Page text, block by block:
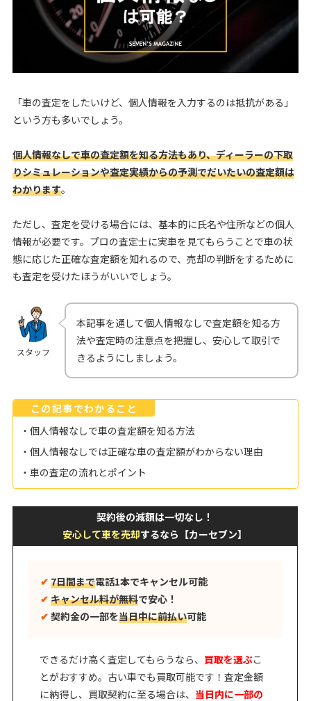
「車の査定をしたいけど、個人情報を入力するのは抵抗がある」
という方も多いでしょう。
個人情報なしで車の査定額を知る方法もあり、ディーラーの下取
りシミュレーションや査定実績からの予測でだいたいの査定額は
わかります。
ただし、査定を受ける場合には、基本的に氏名や住所などの個人
情報が必要です。プロの査定士に実車を見てもらうことで車の状
態に応じた正確な査定額を知れるので、売却の判断をするために
も査定を受けたほうがいいでしょう。
スタッフ
本記事を通して個人情報なしで査定額を知る方
法や査定時の注意点を把握し、安心して取引で
きるようにしましょう。
この記事でわかること
・個人情報なしで車の査定額を知る方法
・個人情報なしでは正確な車の査定額がわからない理由
・車の査定の流れとポイント
契約後の減額は一切なし！
安心して車を売却するなら【カーセブン】
✔︎ 7日間まで電話1本でキャンセル可能
✔︎ キャンセル料が無料で安心！
✔︎ 契約金の一部を当日中に前払い可能
できるだけ高く査定してもらうなら、 買取を選ぶこ
とがおすすめ。古い車でも買取可能です！査定金額
に納得し、買取契約に至る場合は、 当日内に一部の